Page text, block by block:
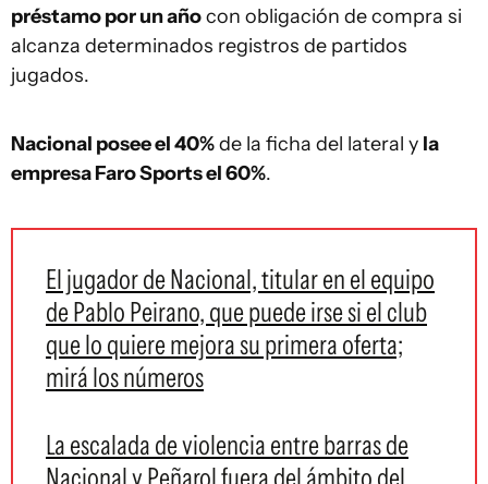
préstamo por un añocon obligación de compra si
alcanza determinados registros de partidos
jugados.
Nacional posee el 40%de la ficha del lateral y la
empresa Faro Sports el 60%.
El jugador de Nacional, titular en el equipo
de Pablo Peirano, que puede irse si el club
que lo quiere mejora su primera oferta;
mirá los números
La escalada de violencia entre barras de
Nacional y Peñarol fuera del ámbito del